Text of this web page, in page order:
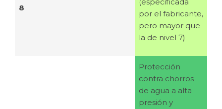
8
por el fabricante,
pero mayor que
la de nivel 7)
Protección
contra chorros
de agua a alta
presión y